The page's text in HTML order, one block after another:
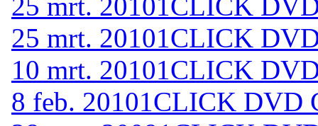
25 mrt. 20101CLICK
10 mrt. 20101CLICK
8 feb. 20101CLICK DVD